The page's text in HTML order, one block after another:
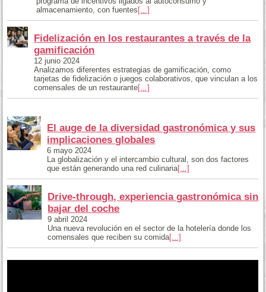
almacenamiento, con fuentes[...]
Fidelización en los restaurantes a través de la
gamificación
12 junio 2024
Analizamos diferentes estrategias de gamificación, como
tarjetas de fidelización o juegos colaborativos, que vinculan a los
comensales de un restaurante[...]
El auge de la diversidad gastronómica y sus
implicaciones globales
6 mayo 2024
La globalización y el intercambio cultural, son dos factores
que están generando una red culinaria[...]
Drive-through, experiencia gastronómica sin
bajar del coche
9 abril 2024
Una nueva revolución en el sector de la hotelería donde los
comensales que reciben su comida[...]